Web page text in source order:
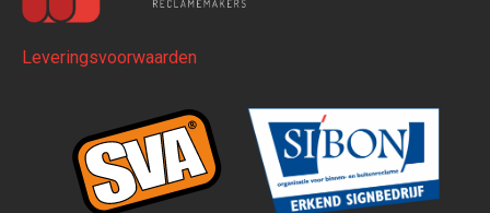
Leveringsvoorwaarden